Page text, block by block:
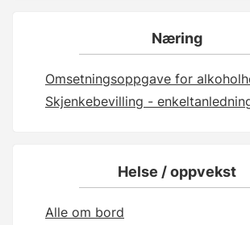
Næring
Omsetningsoppgave for
Skjenkebevilling -
Helse / oppvekst
Alle om bord